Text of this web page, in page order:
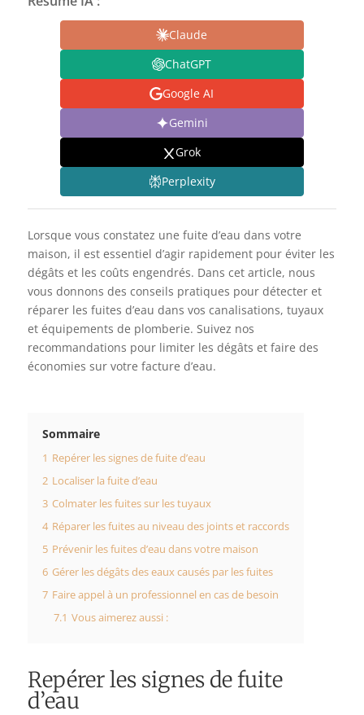
Claude
ChatGPT
Google AI
Gemini
Grok
Perplexity
Lorsque vous constatez une fuite d’eau dans votre
maison, il est essentiel d’agir rapidement pour éviter les
dégâts et les coûts engendrés. Dans cet article, nous
vous donnons des conseils pratiques pour détecter et
réparer les fuites d’eau dans vos canalisations, tuyaux
et équipements de plomberie. Suivez nos
recommandations pour limiter les dégâts et faire des
économies sur votre facture d’eau.
Sommaire
1 Repérer les signes de fuite d’eau
2 Localiser la fuite d’eau
3 Colmater les fuites sur les tuyaux
4 Réparer les fuites au niveau des joints et raccords
5 Prévenir les fuites d’eau dans votre maison
6 Gérer les dégâts des eaux causés par les fuites
7 Faire appel à un professionnel en cas de besoin
7.1 Vous aimerez aussi :
Repérer les signes de fuite
d’eau